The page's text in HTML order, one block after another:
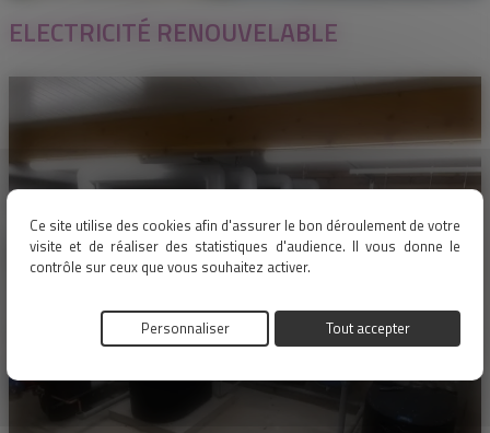
Ce site utilise des cookies afin d'assurer le bon déroulement de votre
visite et de réaliser des statistiques d'audience. Il vous donne le
contrôle sur ceux que vous souhaitez activer.
Tout accepter
Personnaliser
ELECTRICITÉ RENOUVELABLE